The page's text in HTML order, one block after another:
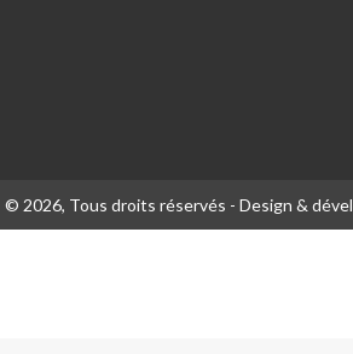
© 2026, Tous droits réservés - Design &